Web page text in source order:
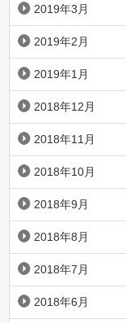
2019年3月
2019年2月
2019年1月
2018年12月
2018年11月
2018年10月
2018年9月
2018年8月
2018年7月
2018年6月